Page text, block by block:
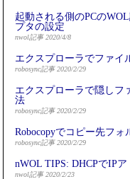
起動される側のPCの
プタの設定
nwol記事 2020/4/8
エクスプローラでファイ
robosync記事 2020/2/29
エクスプローラで隠しフ
法
robosync記事 2020/2/29
Robocopyでコピー先フ
robosync記事 2020/2/29
nWOL TIPS: DHCPでIP
nwol記事 2020/2/23